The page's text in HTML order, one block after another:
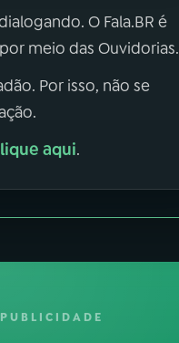
O Fala.BR é
meio das Ouvidorias.
Por isso, não se
aqui.